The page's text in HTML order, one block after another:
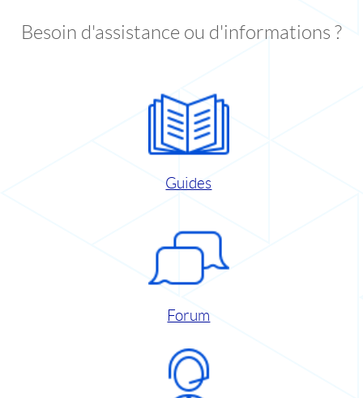
Besoin d'assistance ou d'informations ?
Guides
Forum